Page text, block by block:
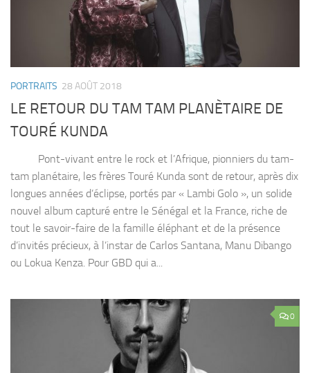
PORTRAITS 28 AOÛT 2018
LE RETOUR DU TAM TAM PLANÈTAIRE DE
TOURÉ KUNDA
Pont-vivant entre le rock et l’Afrique, pionniers du tam-
tam planétaire, les frères Touré Kunda sont de retour, après dix
longues années d’éclipse, portés par « Lambi Golo », un solide
nouvel album capturé entre le Sénégal et la France, riche de
tout le savoir-faire de la famille éléphant et de la présence
d’invités précieux, à l’instar de Carlos Santana, Manu Dibango
ou Lokua Kenza. Pour GBD qui a...
0